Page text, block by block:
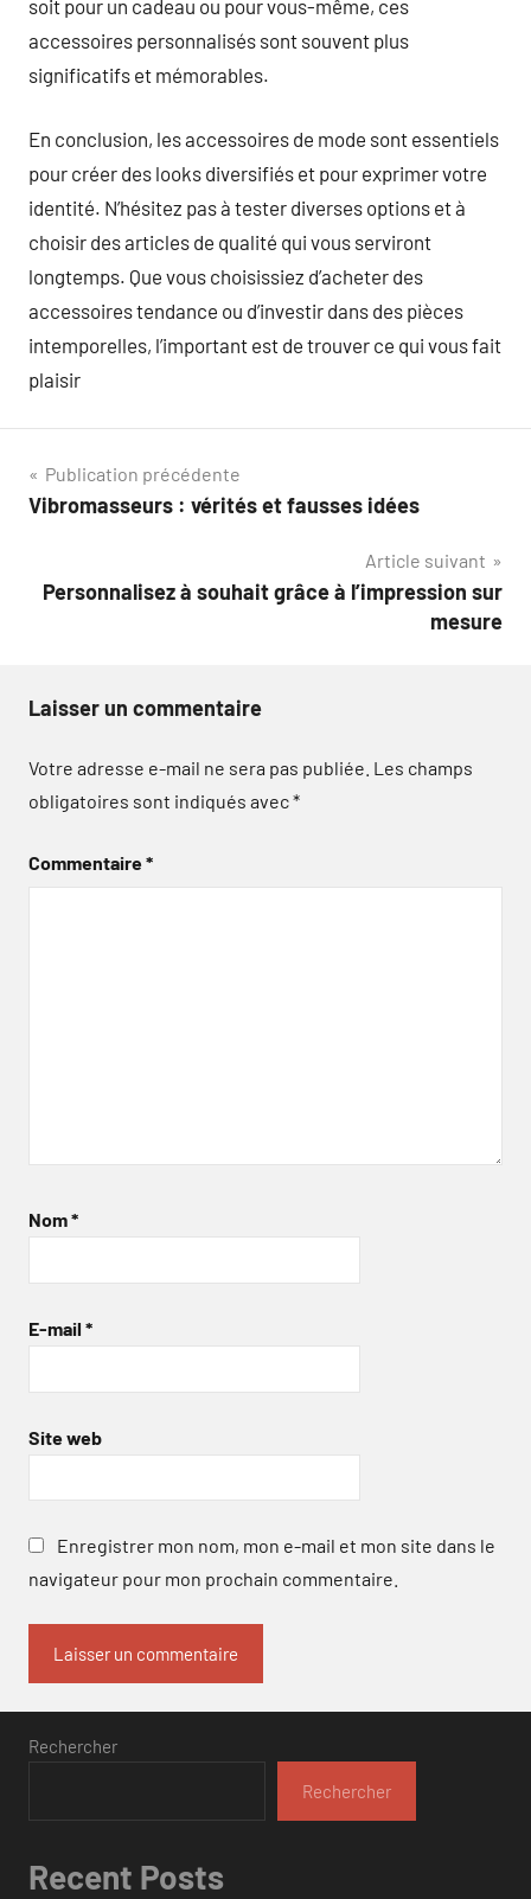
soit pour un cadeau ou pour vous-même, ces
accessoires personnalisés sont souvent plus
significatifs et mémorables.
En conclusion, les accessoires de mode sont essentiels
pour créer des looks diversifiés et pour exprimer votre
identité. N’hésitez pas à tester diverses options et à
choisir des articles de qualité qui vous serviront
longtemps. Que vous choisissiez d’acheter des
accessoires tendance ou d’investir dans des pièces
intemporelles, l’important est de trouver ce qui vous fait
plaisir
Navigation
de
Publication précédente
Vibromasseurs : vérités et fausses idées
Article suivant
Personnalisez à souhait grâce à l’impression sur
mesure
Laisser un commentaire
Votre adresse e-mail ne sera pas publiée. Les champs
obligatoires sont indiqués avec*
Commentaire*
Nom*
E-mail *
Site web
Enregistrer mon nom, mon e-mail et mon site dans le
navigateur pour mon prochain commentaire.
Rechercher
Rechercher
Recent Posts